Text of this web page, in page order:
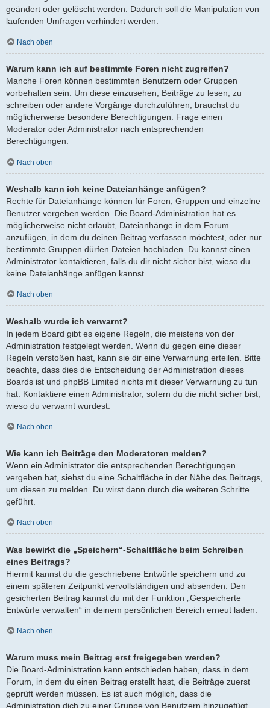
geändert oder gelöscht werden. Dadurch soll die Manipulation von
laufenden Umfragen verhindert werden.
Nach oben
Warum kann ich auf bestimmte Foren nicht zugreifen?
Manche Foren können bestimmten Benutzern oder Gruppen
vorbehalten sein. Um diese einzusehen, Beiträge zu lesen, zu
schreiben oder andere Vorgänge durchzuführen, brauchst du
möglicherweise besondere Berechtigungen. Frage einen
Moderator oder Administrator nach entsprechenden
Berechtigungen.
Nach oben
Weshalb kann ich keine Dateianhänge anfügen?
Rechte für Dateianhänge können für Foren, Gruppen und einzelne
Benutzer vergeben werden. Die Board-Administration hat es
möglicherweise nicht erlaubt, Dateianhänge in dem Forum
anzufügen, in dem du deinen Beitrag verfassen möchtest, oder nur
bestimmte Gruppen dürfen Dateien hochladen. Du kannst einen
Administrator kontaktieren, falls du dir nicht sicher bist, wieso du
keine Dateianhänge anfügen kannst.
Nach oben
Weshalb wurde ich verwarnt?
In jedem Board gibt es eigene Regeln, die meistens von der
Administration festgelegt werden. Wenn du gegen eine dieser
Regeln verstoßen hast, kann sie dir eine Verwarnung erteilen. Bitte
beachte, dass dies die Entscheidung der Administration dieses
Boards ist und phpBB Limited nichts mit dieser Verwarnung zu tun
hat. Kontaktiere einen Administrator, sofern du die nicht sicher bist,
wieso du verwarnt wurdest.
Nach oben
Wie kann ich Beiträge den Moderatoren melden?
Wenn ein Administrator die entsprechenden Berechtigungen
vergeben hat, siehst du eine Schaltfläche in der Nähe des Beitrags,
um diesen zu melden. Du wirst dann durch die weiteren Schritte
geführt.
Nach oben
Was bewirkt die „Speichern“-Schaltfläche beim Schreiben
eines Beitrags?
Hiermit kannst du die geschriebene Entwürfe speichern und zu
einem späteren Zeitpunkt vervollständigen und absenden. Den
gesicherten Beitrag kannst du mit der Funktion „Gespeicherte
Entwürfe verwalten“ in deinem persönlichen Bereich erneut laden.
Nach oben
Warum muss mein Beitrag erst freigegeben werden?
Die Board-Administration kann entschieden haben, dass in dem
Forum, in dem du einen Beitrag erstellt hast, die Beiträge zuerst
geprüft werden müssen. Es ist auch möglich, dass die
Administration dich zu einer Gruppe von Benutzern hinzugefügt